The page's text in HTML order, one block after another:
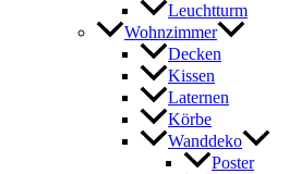
Leuchtturm
Wohnzimmer
Decken
Kissen
Laternen
Körbe
Wanddeko
Poster